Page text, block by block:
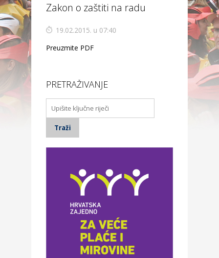
Zakon o zaštiti na radu
19.02.2015. u 07:40
Preuzmite PDF
PRETRAŽIVANJE